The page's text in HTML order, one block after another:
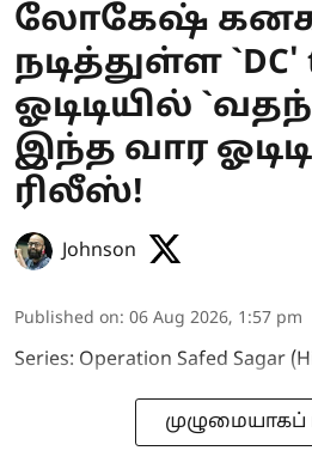
லோகேஷ்
நடித்துள்ள `DC'
ஓடிடியில்
இந்த வார
ரிலீஸ்!
Johnson
Published on: 06 Aug 2026, 1:57 pm
Series: Operation Safed Sagar
முழுமையாகப்